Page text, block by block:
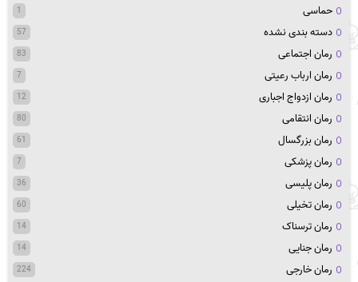
حماسی 1
دسته بندی نشده 57
رمان اجتماعی 83
رمان ارباب رعیتی 7
رمان ازدواج اجباری 12
رمان انتقامی 80
رمان بزرگسال 61
رمان پزشکی 7
رمان پلیسی 36
رمان تخیلی 60
رمان ترسناک 14
رمان جنایی 14
رمان خارجی 224